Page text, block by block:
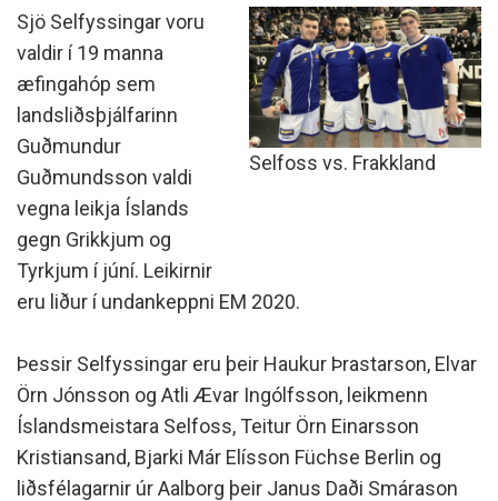
Selfoss vs. Frakkland
Sjö Selfyssingar voru
valdir í 19 manna
æfingahóp sem
landsliðsþjálfarinn
Guðmundur
Guðmundsson valdi
vegna leikja Íslands
gegn Grikkjum og
Tyrkjum í júní. Leikirnir
eru liður í undankeppni EM 2020.
Þessir Selfyssingar eru þeir Haukur Þrastarson, Elvar
Örn Jónsson og Atli Ævar Ingólfsson, leikmenn
Íslandsmeistara Selfoss, Teitur Örn Einarsson
Kristiansand, Bjarki Már Elísson Füchse Berlin og
liðsfélagarnir úr Aalborg þeir Janus Daði Smárason